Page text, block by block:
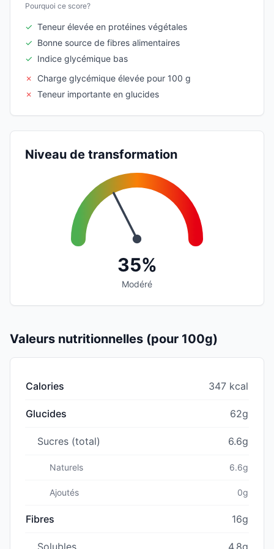
Pourquoi ce score?
✓ Teneur élevée en protéines végétales
✓ Bonne source de fibres alimentaires
✓ Indice glycémique bas
✗
Charge glycémique élevée pour 100 g
✗ Teneur importante en glucides
Niveau de transformation
35%
Modéré
Valeurs nutritionnelles (pour 100g)
Calories 347 kcal
Glucides 62g
Sucres (total) 6.6g
Naturels 6.6g
Ajoutés 0g
Fibres 16g
Solubles 4.8g